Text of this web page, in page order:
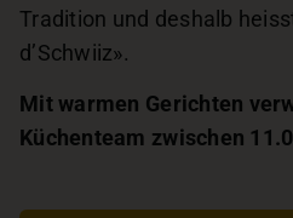
Tradition und deshalb
d’Schwiiz».
Mit warmen Gerichten
Küchenteam zwischen